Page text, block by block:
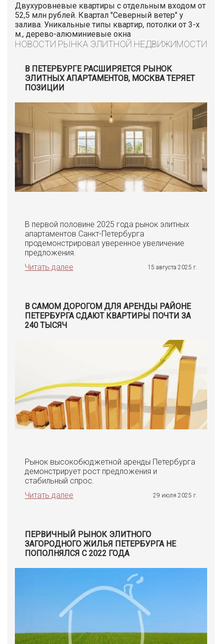
Двухуровневые квартиры с отдельным входом от
52,5 млн рублей. Квартал "Северный ветер" у
залива. Уникальные типы квартир, потолки от 3-х
м., дерево-алюминиевые окна
НОВОСТИ РЫНКА ЭЛИТНОЙ НЕДВИЖИМОСТИ
В ПЕТЕРБУРГЕ РАСШИРЯЕТСЯ РЫНОК
ЭЛИТНЫХ АПАРТАМЕНТОВ, МОСКВА ТЕРЯЕТ
ПОЗИЦИИ
В первой половине 2025 года рынок элитных
апартаментов Санкт-Петербурга
продемонстрировал уверенное увеличение
предложения.
Читать далее
15 августа 2025 г.
В САМОМ ДОРОГОМ ДЛЯ АРЕНДЫ РАЙОНЕ
ПЕТЕРБУРГА СДАЮТ КВАРТИРЫ ПОЧТИ ЗА
240 ТЫСЯЧ
Рынок высокобюджетной аренды Петербурга
демонстрирует рост предложения и
стабильный спрос.
Читать далее
29 июля 2025 г.
ПЕРВИЧНЫЙ РЫНОК ЭЛИТНОГО
ЗАГОРОДНОГО ЖИЛЬЯ ПЕТЕРБУРГА НЕ
ПОПОЛНЯЛСЯ С 2022 ГОДА